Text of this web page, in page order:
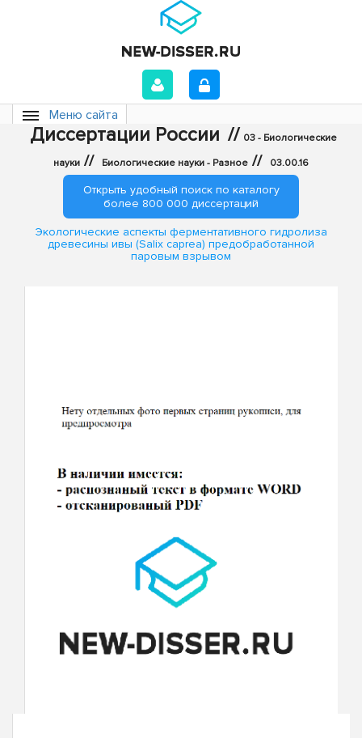
Меню сайта
Диссертации России // 03 - Биологические
науки // Биологические науки - Разное // 03.00.16
Открыть удобный поиск по каталогу
более 800 000 диссертаций
Экологические аспекты ферментативного гидролиза
древесины ивы (Salix caprea) предобработанной
паровым взрывом